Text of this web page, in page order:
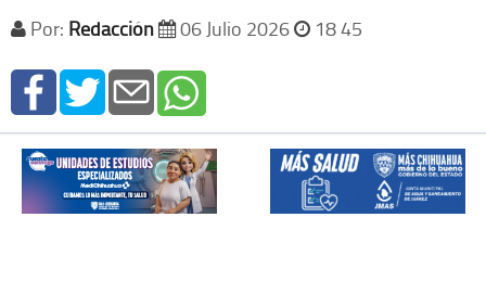
Por: Redacción 06 Julio 2026 18 45